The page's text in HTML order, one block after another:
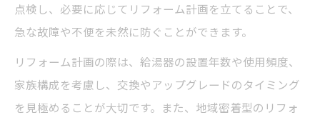
点検し、必要に応じてリフォーム計画を立てることで、
急な故障や不便を未然に防ぐことができます。
リフォーム計画の際は、給湯器の設置年数や使用頻度、
家族構成を考慮し、交換やアップグレードのタイミング
を見極めることが大切です。また、地域密着型のリフォ